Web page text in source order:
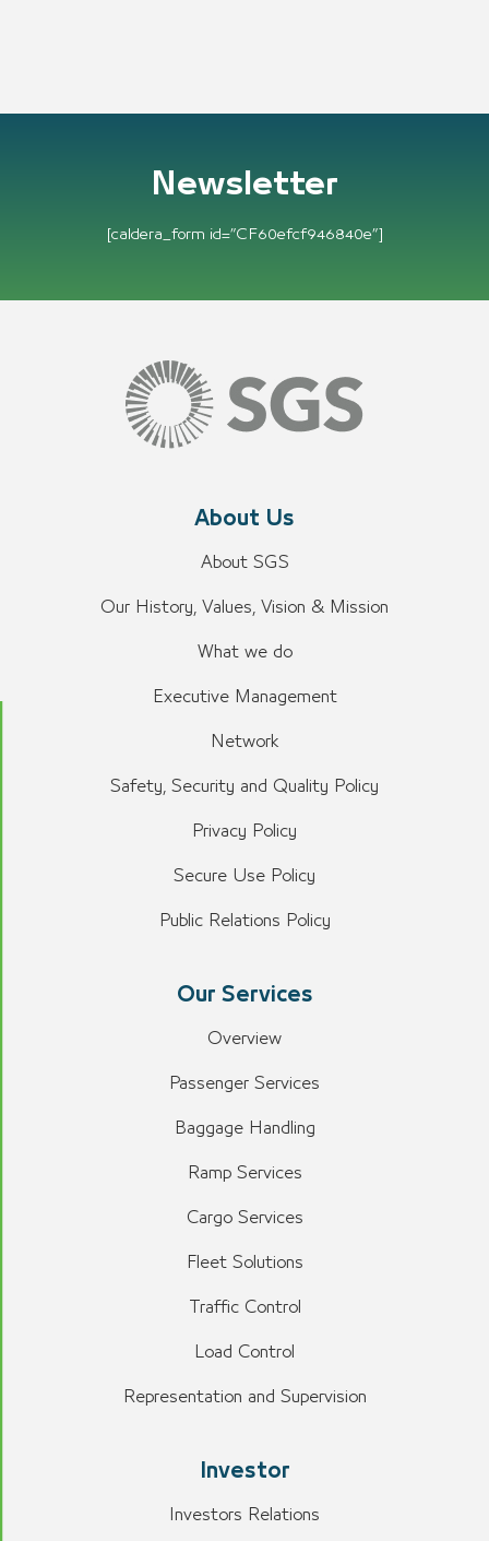
Newsletter
[caldera_form id=”CF60efcf946840e”]
About Us
About SGS
Our History, Values, Vision & Mission
What we do
Executive Management
Network
Safety, Security and Quality Policy
Privacy Policy
Secure Use Policy
Public Relations Policy
Our Services
Overview
Passenger Services
Baggage Handling
Ramp Services
Cargo Services
Fleet Solutions
Traffic Control
Load Control
Representation and Supervision
Investor
Investors Relations